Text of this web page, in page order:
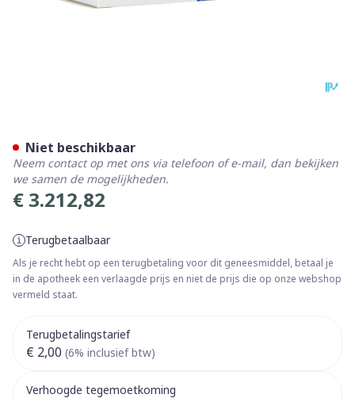
€ 3.212,82
Terugbetaalbaar
Als je recht hebt op een terugbetaling voor dit geneesmiddel, betaal je
in de apotheek een verlaagde prijs en niet de prijs die op onze webshop
vermeld staat.
Terugbetalingstarief
€ 2,00 (6% inclusief btw)
Verhoogde tegemoetkoming
Niet beschikbaar
Neem contact op met ons via telefoon of e-mail, dan bekijken
we samen de mogelijkheden.